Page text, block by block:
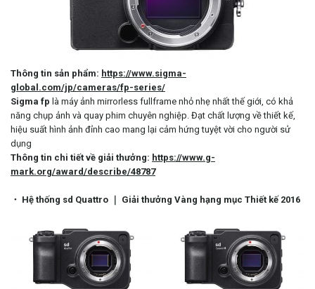
Thông tin sản phẩm: https://www.sigma-
global.com/jp/cameras/fp-series/
Sigma fp là máy ảnh mirrorless fullframe nhỏ nhẹ nhất thế giới, có khả
năng chụp ảnh và quay phim chuyên nghiệp. Đạt chất lượng về thiết kế,
hiệu suất hình ảnh đỉnh cao mang lại cảm hứng tuyệt vời cho người sử
dụng
Thông tin chi tiết về giải thưởng: https://www.g-
mark.org/award/describe/48787
・ Hệ thống sd Quattro ｜ Giải thưởng Vàng hạng mục Thiết kế 2016